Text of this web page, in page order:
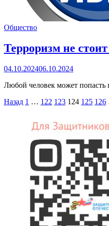
Общество
Терроризм не
04.10.202406.10.2024
Любой человек может попасть
Пагинация
Назад 1 … 122 123 124 125 126